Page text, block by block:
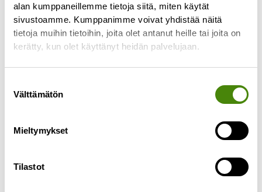
alan kumppaneillemme tietoja siitä, miten käytät
sivustoamme. Kumppanimme voivat yhdistää näitä
tietoja muihin tietoihin, joita olet antanut heille tai joita on
kerätty, kun olet käyttänyt heidän palvelujaan.
valinta
Välttämätön
Mieltymykset
Tilastot
Jäteastioiden toimituksissa
viivästyksiä
21.6.2023
Jäteastiatoimituksemme ovat ruuhkautuneet ja
ajan. Meille tulleiden jäteastiatilausten määrä on
Lue lisää »